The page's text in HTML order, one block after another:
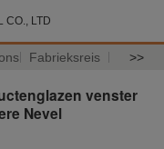
CO., LTD
Fabrieksreis >>
venster
Nevel